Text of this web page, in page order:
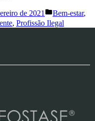
de 2021 Bem-estar,
, Profissão Ilegal